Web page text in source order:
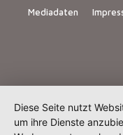
Mediadaten
Diese Seite nutzt
um ihre Dienste